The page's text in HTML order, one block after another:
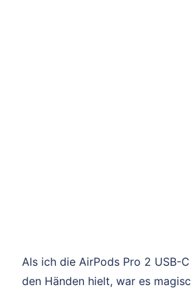
Als ich die AirPods Pro 2 USB-
den Händen hielt, war es